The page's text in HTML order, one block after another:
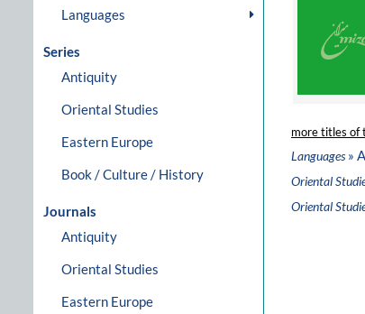
Languages
Series
Antiquity
Oriental Studies
Eastern Europe
Book / Culture / History
Journals
Antiquity
Oriental Studies
Eastern Europe
more titles of
Languages»
Oriental
Oriental